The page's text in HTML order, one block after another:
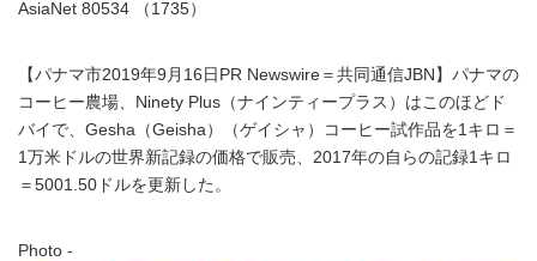
AsiaNet 80534 （1735）
【パナマ市2019年9月16日PR Newswire＝共同通信JBN】パナマの
コーヒー農場、Ninety Plus（ナインティープラス）はこのほどド
バイで、Gesha（Geisha）（ゲイシャ）コーヒー試作品を1キロ＝
1万米ドルの世界新記録の価格で販売、2017年の自らの記録1キロ
＝5001.50ドルを更新した。
Photo -